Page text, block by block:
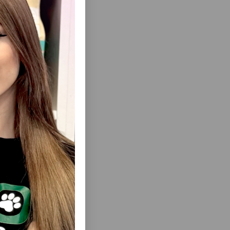
Gör
BITKI
KREM TAURO PRO LINE DERMA CARE —